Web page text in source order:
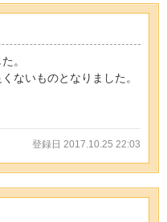
。
ないものとなりました。
登録日 2017.10.25 22:03